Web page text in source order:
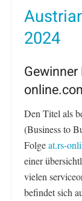
2024
Gewinner
Den Titel als
(Business to
Folgeat.rs-
einer
vielen
befindet sich